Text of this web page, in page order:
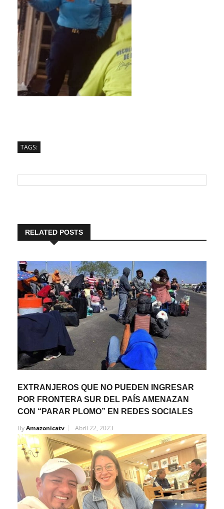
TAGS:
RELATED POSTS
EXTRANJEROS QUE NO PUEDEN INGRESAR
POR FRONTERA SUR DEL PAÍS AMENAZAN
CON “PARAR PLOMO” EN REDES SOCIALES
ByAmazonicatv Abril 22, 2023